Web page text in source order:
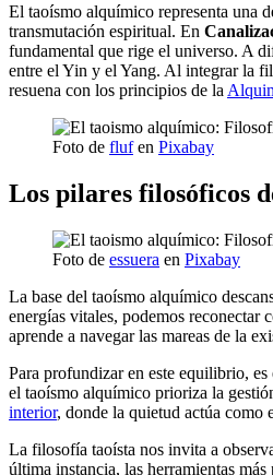
El taoísmo alquímico representa una
transmutación espiritual. En
fundamental que rige el universo. A
entre el Yin y el Yang. Al integrar la
resuena con los principios de la
Foto de flufen Pixabay
Los pilares filosóficos
Foto de essuera en Pixabay
La base del taoísmo alquímico
energías vitales, podemos reconectar
aprende a navegar las mareas de la
Para profundizar en este equilibrio,
el taoísmo alquímico prioriza la
interior, donde la quietud actúa como
La filosofía taoísta nos invita a
última instancia, las herramientas